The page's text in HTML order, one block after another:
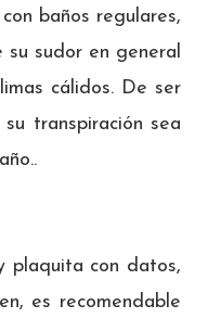
baños regulares,
sudor en general
cálidos. De ser
transpiración sea
plaquita con datos,
es recomendable